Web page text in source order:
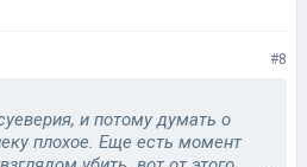
#8
и потому думать о
плохое. Еще есть момент